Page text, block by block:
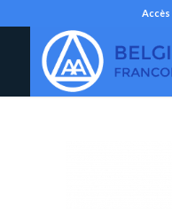
Accès